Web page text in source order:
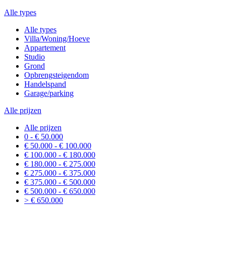
Alle types
Alle types
Villa/Woning/Hoeve
Appartement
Studio
Grond
Opbrengsteigendom
Handelspand
Garage/parking
Alle prijzen
Alle prijzen
0 - € 50.000
€ 50.000 - € 100.000
€ 100.000 - € 180.000
€ 180.000 - € 275.000
€ 275.000 - € 375.000
€ 375.000 - € 500.000
€ 500.000 - € 650.000
> € 650.000